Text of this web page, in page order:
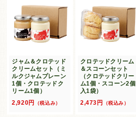
ジャム＆クロテッド
クリームセット（ミ
ルクジャムプレーン
1個・クロテッドク
リーム1個）
2,920円
（税込み）
クロテッドクリーム
＆スコーンセット
（クロテッドクリー
ム1個・スコーン2個
入1袋）
2,473円
（税込み）